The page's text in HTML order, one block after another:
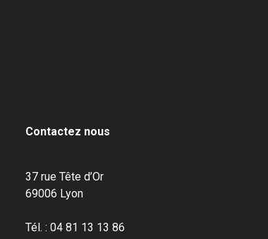
Contactez nous
37 rue Tête d’Or
69006 Lyon
Tél. : 04 81 13 13 86